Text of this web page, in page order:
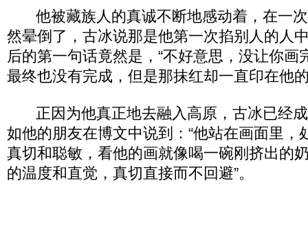
他被藏族人的真诚不断地感动着，在一次
然晕倒了，古冰说那是他第一次掐别人的人
后的第一句话竟然是，“不好意思，没让你画
最终也没有完成，但是那抹红却一直印在他
正因为他真正地去融入高原，古冰已经成
如他的朋友在博文中说到：“他站在画面里，
真切和聪敏，看他的画就像喝一碗刚挤出的
的温度和直觉，真切直接而不回避”。